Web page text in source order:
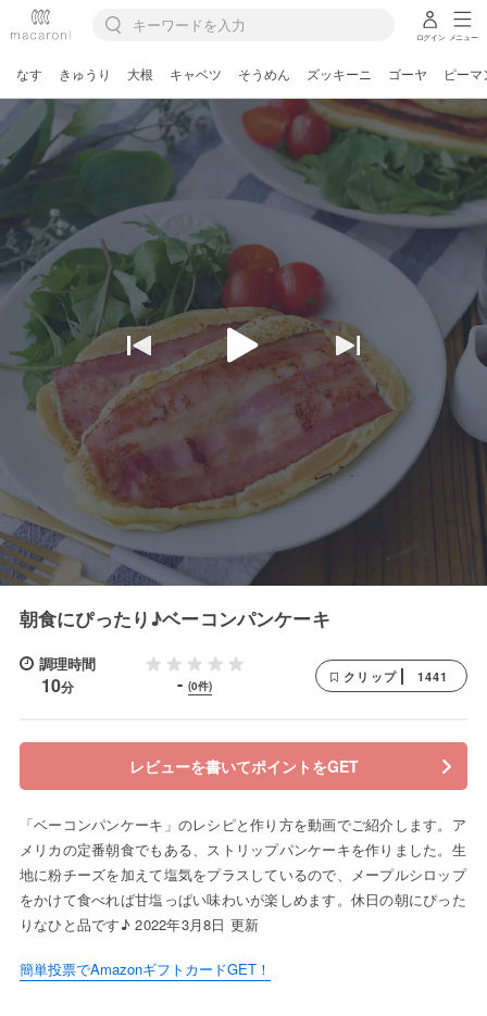
ログイン メニュー
なす きゅうり 大根 キャベツ そうめん ズッキーニ ゴーヤ ピーマ
朝食にぴったり♪ベーコンパンケーキ
調理時間
10分 - (0件)
クリップ 1441
レビューを書いてポイントをGET
「ベーコンパンケーキ」のレシピと作り方を動画でご紹介します。ア
メリカの定番朝食でもある、ストリップパンケーキを作りました。生
地に粉チーズを加えて塩気をプラスしているので、メープルシロップ
をかけて食べれば甘塩っぱい味わいが楽しめます。休日の朝にぴった
りなひと品です♪ 2022年3月8日 更新
簡単投票でAmazonギフトカードGET！